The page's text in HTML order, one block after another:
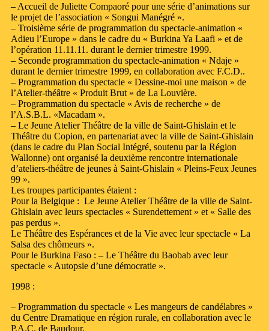
– Accueil de Juliette Compaoré pour une série d’animations sur
le projet de l’association « Songui Manégré ».
– Troisième série de programmation du spectacle-animation «
Adieu l’Europe » dans le cadre du « Burkina Ya Laafi » et de
l’opération 11.11.11. durant le dernier trimestre 1999.
– Seconde programmation du spectacle-animation « Ndaje »
durant le dernier trimestre 1999, en collaboration avec F.C.D..
– Programmation du spectacle « Dessine-moi une maison » de
l’Atelier-théâtre « Produit Brut » de La Louvière.
– Programmation du spectacle « Avis de recherche » de
l’A.S.B.L. «Macadam ».
– Le Jeune Atelier Théâtre de la ville de Saint-Ghislain et le
Théâtre du Copion, en partenariat avec la ville de Saint-Ghislain
(dans le cadre du Plan Social Intégré, soutenu par la Région
Wallonne) ont organisé la deuxième rencontre internationale
d’ateliers-théâtre de jeunes à Saint-Ghislain « Pleins-Feux Jeunes
99 ».
Les troupes participantes étaient :
Pour la Belgique : Le Jeune Atelier Théâtre de la ville de Saint-
Ghislain avec leurs spectacles « Surendettement » et « Salle des
pas perdus ».
Le Théâtre des Espérances et de la Vie avec leur spectacle « La
Salsa des chômeurs ».
Pour le Burkina Faso : – Le Théâtre du Baobab avec leur
spectacle « Autopsie d’une démocratie ».
1998 :
– Programmation du spectacle « Les mangeurs de candélabres »
du Centre Dramatique en région rurale, en collaboration avec le
P.A.C. de Baudour.